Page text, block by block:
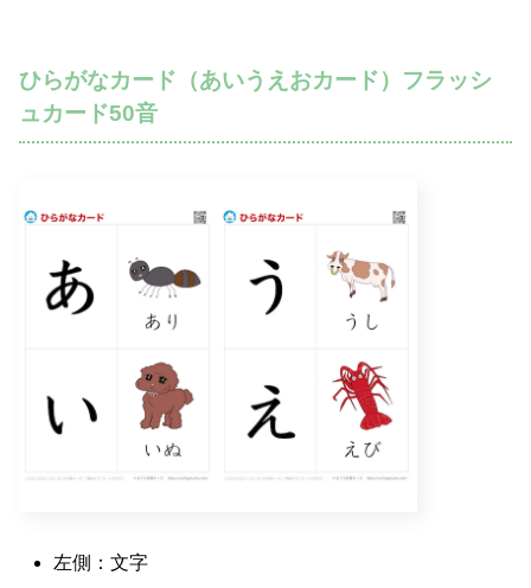
ひらがなカード（あいうえおカード）フラッシ
ュカード50音
左側：文字